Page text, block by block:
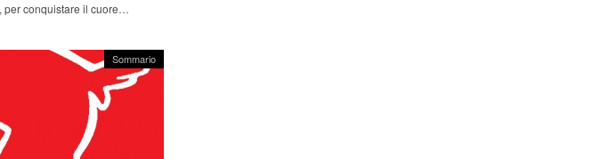
per conquistare il cuore…
Sommario